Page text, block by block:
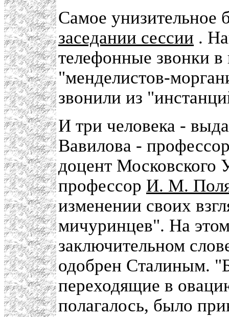
Самое унизительное
заседании сессии .
телефонные звонки в
"менделистов-
звонили из
И три человека -
Вавилова -
доцент Московского
профессор И. М.
изменении своих
мичуринцев". На
заключительном
одобрен Сталиным.
переходящие в
полагалось, было